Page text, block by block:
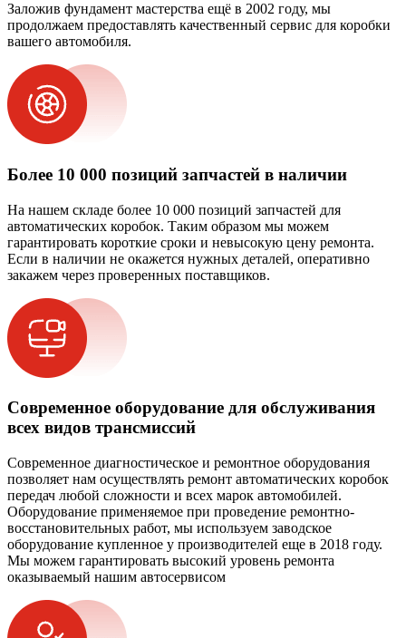
Заложив фундамент мастерства ещё в 2002 году, мы
продолжаем предоставлять качественный сервис для коробки
вашего автомобиля.
Более 10 000 позиций запчастей в наличии
На нашем складе более 10 000 позиций запчастей для
автоматических коробок. Таким образом мы можем
гарантировать короткие сроки и невысокую цену ремонта.
Если в наличии не окажется нужных деталей, оперативно
закажем через проверенных поставщиков.
Современное оборудование для обслуживания
всех видов трансмиссий
Современное диагностическое и ремонтное оборудования
позволяет нам осуществлять ремонт автоматических коробок
передач любой сложности и всех марок автомобилей.
Оборудование применяемое при проведение ремонтно-
восстановительных работ, мы используем заводское
оборудование купленное у производителей еще в 2018 году.
Мы можем гарантировать высокий уровень ремонта
оказываемый нашим автосервисом